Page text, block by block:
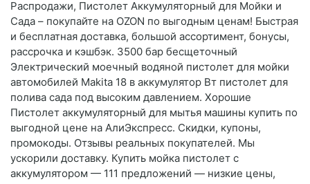
Распродажи, Пистолет Аккумуляторный для Мойки и
Сада – покупайте на OZON по выгодным ценам! Быстрая
и бесплатная доставка, большой ассортимент, бонусы,
рассрочка и кэшбэк. 3500 бар бесщеточный
Электрический моечный водяной пистолет для мойки
автомобилей Makita 18 в аккумулятор Вт пистолет для
полива сада под высоким давлением. Хорошие
Пистолет аккумуляторный для мытья машины купить по
выгодной цене на АлиЭкспресс. Скидки, купоны,
промокоды. Отзывы реальных покупателей. Мы
ускорили доставку. Купить мойка пистолет с
аккумулятором — 111 предложений — низкие цены,